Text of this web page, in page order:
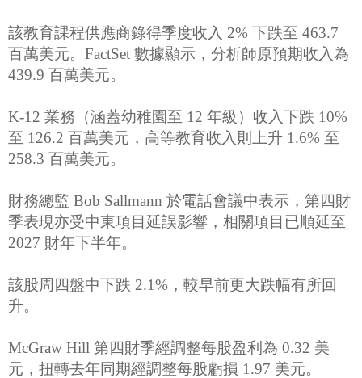
該教育課程供應商錄得季度收入 2% 下跌至 463.7
百萬美元。FactSet 數據顯示，分析師原預期收入為
439.9 百萬美元。
K-12 業務（涵蓋幼稚園至 12 年級）收入下跌 10%
至 126.2 百萬美元，高等教育收入則上升 1.6% 至
258.3 百萬美元。
財務總監 Bob Sallmann 於電話會議中表示，第四財
季表現亦受中東項目延誤影響，相關項目已順延至
2027 財年下半年。
該股周四盤中下跌 2.1%，較早前更大跌幅有所回
升。
McGraw Hill 第四財季經調整每股盈利為 0.32 美
元，扭轉去年同期經調整每股虧損 1.97 美元。